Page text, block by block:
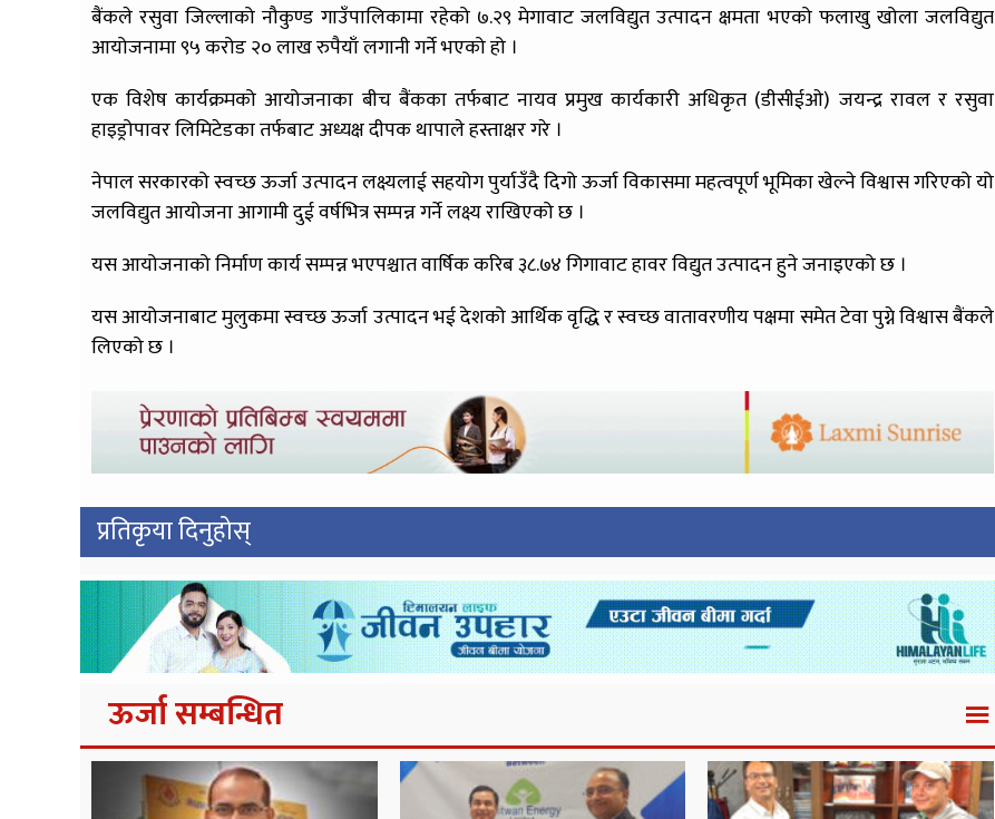
बैंकले रसुवा जिल्लाको नौकुण्ड गाउँपालिकामा रहेको ७.२९ मेगावाट जलविद्युत उत्पादन क्षमता भएको फलाखु खोला जलविद्युत
आयोजनामा ९५ करोड २० लाख रुपैयाँ लगानी गर्ने भएको हो ।
एक विशेष कार्यक्रमको आयोजनाका बीच बैंकका तर्फबाट नायव प्रमुख कार्यकारी अधिकृत (डीसीईओ) जयन्द्र रावल र रसुवा
हाइड्रोपावर लिमिटेडका तर्फबाट अध्यक्ष दीपक थापाले हस्ताक्षर गरे ।
नेपाल सरकारको स्वच्छ ऊर्जा उत्पादन लक्ष्यलाई सहयोग पुर्याउँदै दिगो ऊर्जा विकासमा महत्वपूर्ण भूमिका खेल्ने विश्वास गरिएको यो
जलविद्युत आयोजना आगामी दुई वर्षभित्र सम्पन्न गर्ने लक्ष्य राखिएको छ ।
यस आयोजनाको निर्माण कार्य सम्पन्न भएपश्चात वार्षिक करिब ३८.७४ गिगावाट हावर विद्युत उत्पादन हुने जनाइएको छ ।
यस आयोजनाबाट मुलुकमा स्वच्छ ऊर्जा उत्पादन भई देशको आर्थिक वृद्धि र स्वच्छ वातावरणीय पक्षमा समेत टेवा पुग्ने विश्वास बैंकले
लिएको छ ।
प्रतिकृया दिनुहोस्
ऊर्जा सम्बन्धित